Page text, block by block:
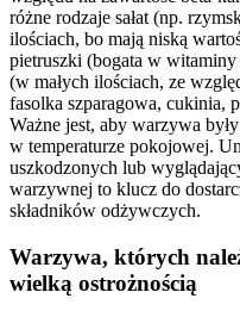
różne rodzaje sałat (np.
ilościach, bo mają niską
pietruszki (bogata w
(w małych ilościach, ze
fasolka szparagowa, cukinia,
Ważne jest, aby warzywa
w temperaturze pokojowej.
uszkodzonych lub
warzywnej to klucz do
składników odżywczych.
Warzywa, których
wielką ostrożnością